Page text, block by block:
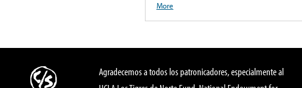
More
Agradecemos a todos los patronicadores, especialmente al